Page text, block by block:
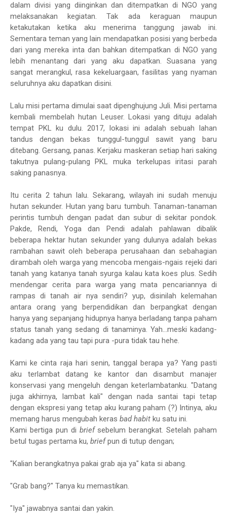
dalam divisi yang diinginkan dan ditempatkan di NGO yang
melaksanakan kegiatan. Tak ada keraguan maupun
ketakutakan ketika aku menerima tanggung jawab ini.
Sementara teman yang lain mendapatkan posisi yang berbeda
dari yang mereka inta dan bahkan ditempatkan di NGO yang
lebih menantang dari yang aku dapatkan. Suasana yang
sangat merangkul, rasa kekeluargaan, fasilitas yang nyaman
seluruhnya aku dapatkan disini.
Lalu misi pertama dimulai saat dipenghujung Juli. Misi pertama
kembali membelah hutan Leuser. Lokasi yang dituju adalah
tempat PKL ku dulu. 2017, lokasi ini adalah sebuah lahan
tandus dengan bekas tunggul-tunggul sawit yang baru
ditebang. Gersang, panas. Kerjaku maskeran setiap hari saking
takutnya pulang-pulang PKL muka terkelupas iritasi parah
saking panasnya.
Itu cerita 2 tahun lalu. Sekarang, wilayah ini sudah menuju
hutan sekunder. Hutan yang baru tumbuh. Tanaman-tanaman
perintis tumbuh dengan padat dan subur di sekitar pondok.
Pakde, Rendi, Yoga dan Pendi adalah pahlawan dibalik
beberapa hektar hutan sekunder yang dulunya adalah bekas
rambahan sawit oleh beberapa perusahaan dan sebahagian
dirambah oleh warga yang mencoba mengais-ngais rejeki dari
tanah yang katanya tanah syurga kalau kata koes plus. Sedih
mendengar cerita para warga yang mata pencariannya di
rampas di tanah air nya sendiri? yup, disinilah kelemahan
antara orang yang berpendidikan dan berpangkat dengan
hanya yang sepanjang hidupnya hanya berladang tanpa paham
status tanah yang sedang di tanaminya. Yah...meski kadang-
kadang ada yang tau tapi pura -pura tidak tau hehe.
Kami ke cinta raja hari senin, tanggal berapa ya? Yang pasti
aku terlambat datang ke kantor dan disambut manajer
konservasi yang mengeluh dengan keterlambatanku. "Datang
juga akhirnya, lambat kali" dengan nada santai tapi tetap
dengan ekspresi yang tetap aku kurang paham (?) Intinya, aku
memang harus mengubah keras bad habit ku satu ini.
Kami bertiga pun di brief sebelum berangkat. Setelah paham
betul tugas pertama ku, briefpun di tutup dengan;
"Kalian berangkatnya pakai grab aja ya" kata si abang.
"Grab bang?" Tanya ku memastikan.
"Iya" jawabnya santai dan yakin.